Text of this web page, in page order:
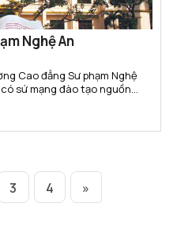
Nghệ An
Cao đẳng Sư phạm Nghệ
sứ mạng đào tạo nguồn
cao; là cơ sở đào tạo,
lý, nghiên cứu khoa...
3 4 »